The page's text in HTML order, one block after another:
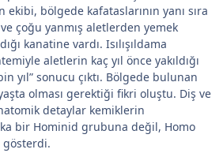
ekibi, bölgede kafataslarının yanı sıra
çoğu yanmış aletlerden yemek
kanatine vardı. Isılışıldama
aletlerin kaç yıl önce yakıldığı
yıl” sonucu çıktı. Bölgede bulunan
olması gerektiği fikri oluştu. Diş ve
detaylar kemiklerin
bir Hominid grubuna değil, Homo
gösterdi.